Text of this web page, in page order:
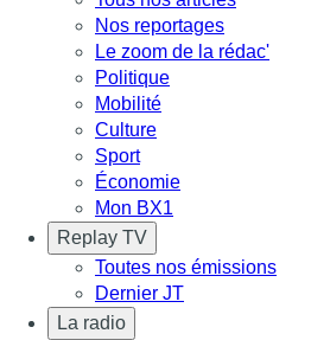
Nos reportages
Le zoom de la rédac'
Politique
Mobilité
Culture
Sport
Économie
Mon BX1
Replay TV
Toutes nos émissions
Dernier JT
La radio